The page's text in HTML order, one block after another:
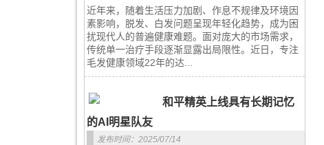
近年来，随着生活压力加剧、作息不规律及环境因
素影响，脱发、白发问题呈现年轻化趋势，成为困
扰现代人的普遍健康难题。面对庞大的市场需求，
传统单一治疗手段逐渐显露出局限性。近日，专注
毛发健康领域22年的达...
和平精英上线具有长期记忆
的AI明星队友
发布时间：2025/07/14